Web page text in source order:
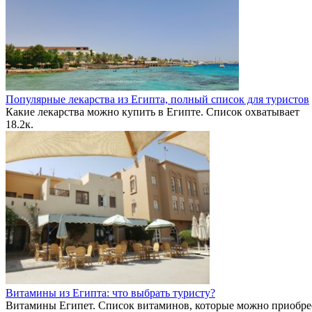
Популярные лекарства из Египта, полный список для туристов
Какие лекарства можно купить в Египте. Список охватывает
18.2к.
Витамины из Египта: что выбрать туристу?
Витамины Египет. Список витаминов, которые можно